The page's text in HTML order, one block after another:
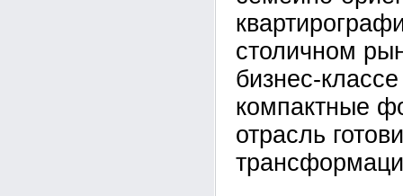
столичном
бизнес-
компактные
отрасль